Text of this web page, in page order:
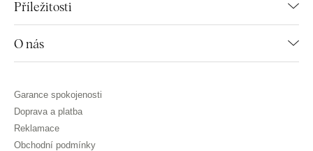
Příležitosti
O nás
Garance spokojenosti
Doprava a platba
Reklamace
Obchodní podmínky